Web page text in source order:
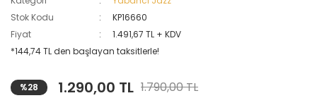
Stok Kodu
KP16660
Fiyat
1.491,67 TL + KDV
*144,74 TL den başlayan taksitlerle!
%28 1.290,00 TL 1.790,00 TL